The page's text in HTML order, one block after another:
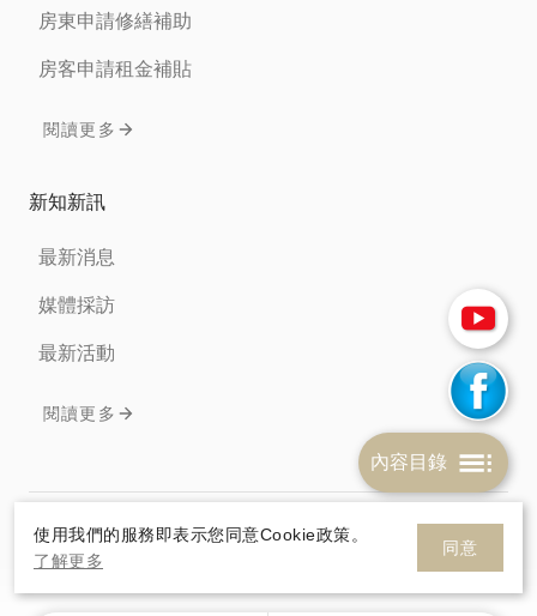
房東申請修繕補助
房客申請租金補貼
閱讀更多
新知新訊
最新消息
媒體採訪
最新活動
閱讀更多
免責聲明 隱私權條款 Cookie政策
內容目錄
使用我們的服務即表示您同意Cookie政策。
了解更多
同意